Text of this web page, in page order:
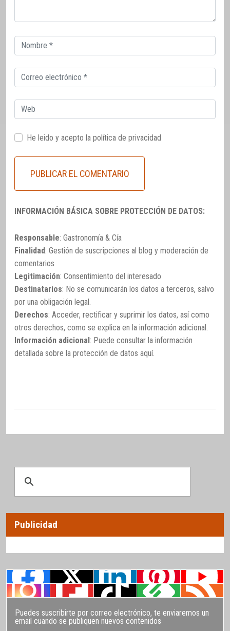
Correo
electrónico
Correo
electrónico
Web
He leido y acepto la política de privacidad
INFORMACIÓN BÁSICA SOBRE PROTECCIÓN DE DATOS:
Responsable: Gastronomía & Cía
Finalidad: Gestión de suscripciones al blog y moderación de
comentarios
Legitimación: Consentimiento del interesado
Destinatarios: No se comunicarán los datos a terceros, salvo
por una obligación legal.
Derechos: Acceder, rectificar y suprimir los datos, así como
otros derechos, como se explica en la información adicional.
Información adicional : Puede consultar la información
detallada sobre la protección de datos aquí.
Publicidad
Puedes suscribirte por correo electrónico, te enviaremos un
email cuando se publiquen nuevos contenidos